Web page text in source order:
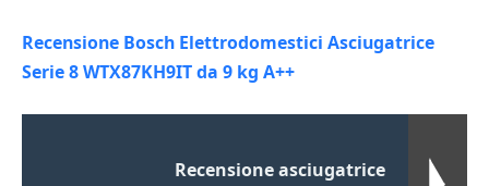
Recensione Bosch Elettrodomestici Asciugatrice
Serie 8 WTX87KH9IT da 9 kg A++
Recensione asciugatrice